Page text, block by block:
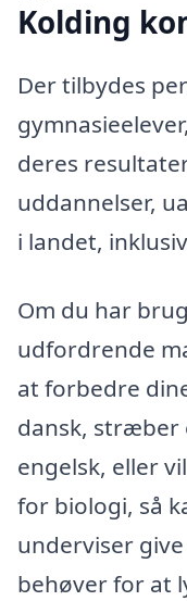
Kolding
Der tilbydes
deres
uddannelser,
i landet,
Om du har
udfordrende
at forbedre
dansk, stræber
engelsk, eller
for biologi, så
underviser
behøver for at